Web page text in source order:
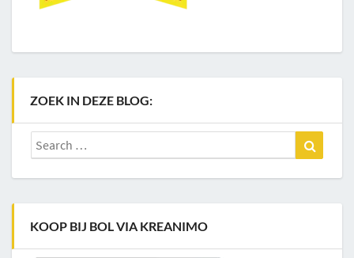
ZOEK IN DEZE BLOG:
Search
for:
KOOP BIJ BOL VIA KREANIMO